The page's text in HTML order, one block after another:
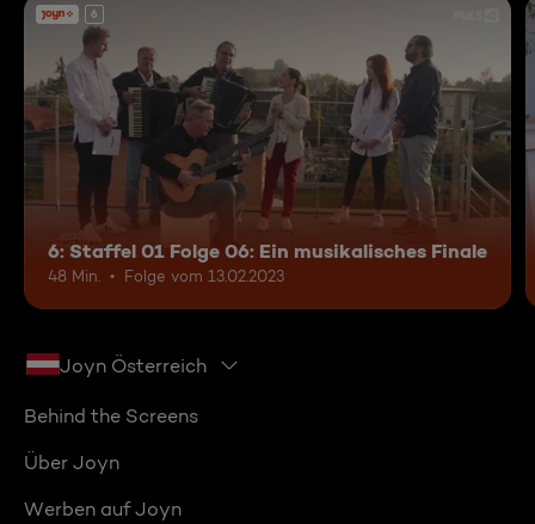
6
6: Staffel 01 Folge 06: Ein musikalisches Finale
48 Min. Folge vom 13.02.2023
Joyn Österreich
Behind the Screens
Über Joyn
Werben auf Joyn